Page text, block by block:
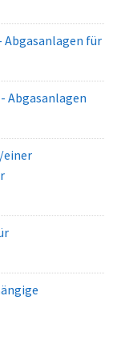
Abgasanlagen für
Abgasanlagen
einer